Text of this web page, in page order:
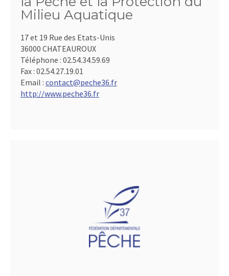
Milieu Aquatique
17 et 19 Rue des Etats-Unis
36000 CHATEAUROUX
Téléphone : 02.54.34.59.69
Fax : 02.54.27.19.01
Email : contact@peche36.fr
http://www.peche36.fr